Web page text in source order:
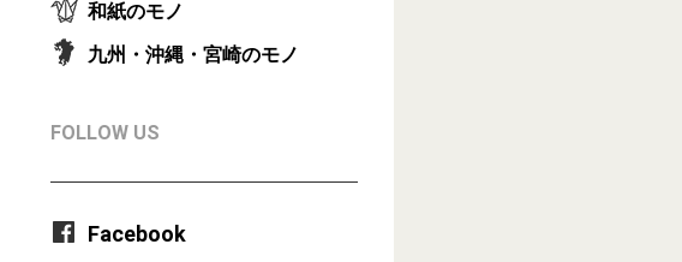
和紙のモノ
九州・沖縄・宮崎のモノ
FOLLOW US
Facebook